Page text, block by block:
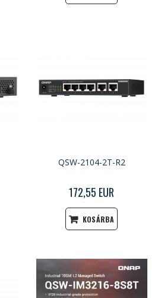
QSW-2104-2T-R2
172,55 EUR
KOSÁRBA